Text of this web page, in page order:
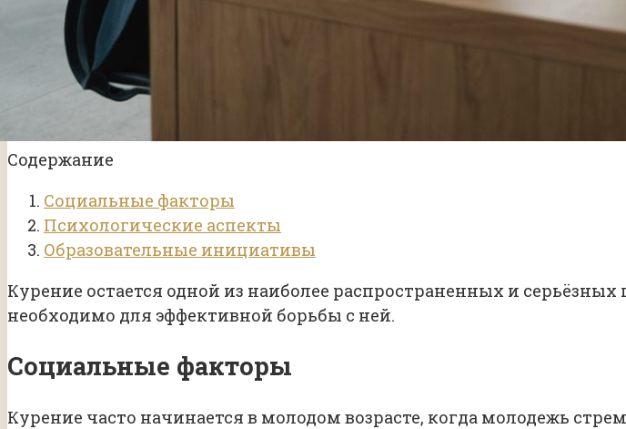
Содержание
Социальные факторы
Психологические аспекты
Образовательные инициативы
Курение остается одной из наиболее распространенных и
необходимо для эффективной борьбы с ней.
Социальные факторы
Курение часто начинается в молодом возрасте, когда молодежь